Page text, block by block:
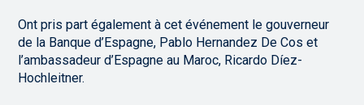
Ont pris part également à cet événement le gouverneur
de la Banque d’Espagne, Pablo Hernandez De Cos et
l’ambassadeur d’Espagne au Maroc, Ricardo Díez-
Hochleitner.